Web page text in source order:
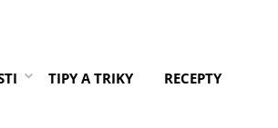
TIPY A TRIKY RECEPTY